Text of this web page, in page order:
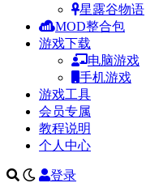
星露谷物语
MOD整合包
游戏下载
电脑游戏
手机游戏
游戏工具
会员专属
教程说明
个人中心
登录